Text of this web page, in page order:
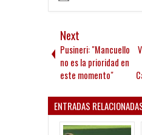
Next
Pusineri: "Mancuello
no es la prioridad en
este momento"
ENTRADAS